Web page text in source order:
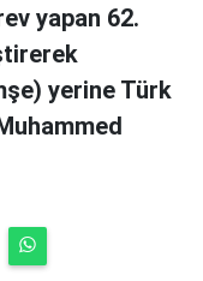
yapan 62.
yerine Türk